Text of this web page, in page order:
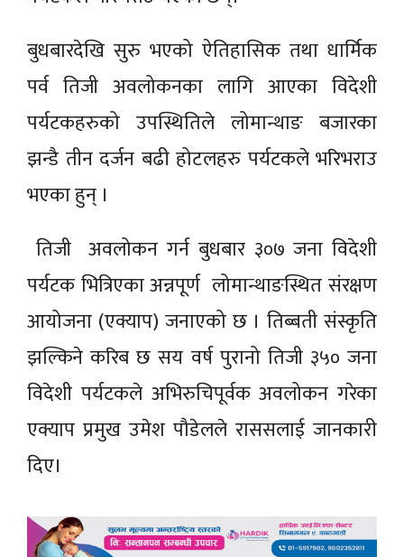
बुधबारदेखि सुरु भएको ऐतिहासिक तथा धार्मिक
पर्व तिजी अवलोकनका लागि आएका विदेशी
पर्यटकहरुको उपस्थितिले लोमान्थाङ बजारका
झन्डै तीन दर्जन बढी होटलहरु पर्यटकले भरिभराउ
भएका हुन् ।
तिजी अवलोकन गर्न बुधबार ३०७ जना विदेशी
पर्यटक भित्रिएका अन्नपूर्ण लोमान्थाङस्थित संरक्षण
आयोजना (एक्याप) जनाएको छ । तिब्बती संस्कृति
झल्किने करिब छ सय वर्ष पुरानो तिजी ३५० जना
विदेशी पर्यटकले अभिरुचिपूर्वक अवलोकन गरेका
एक्याप प्रमुख उमेश पौडेलले राससलाई जानकारी
दिए।